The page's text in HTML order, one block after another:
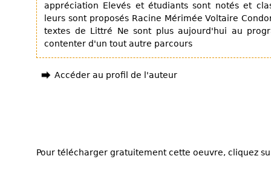
appréciation Elevés et étudiants sont notés et
leurs sont proposés Racine Mérimée Voltaire
textes de Littré Ne sont plus aujourd'hui au
contenter d'un tout autre parcours
Accéder au profil de l'auteur
Pour télécharger gratuitement cette oeuvre, cliquez